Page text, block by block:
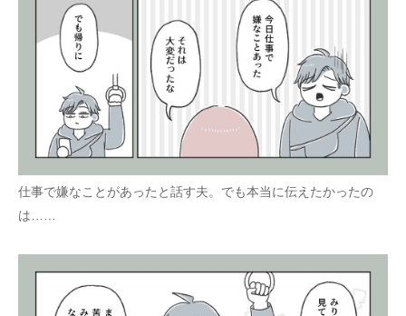
企業向けIT製品の総合サイト
IT製品の技術・比較・事例
製造業のIT導入・活用を支援
モノづくり技術者専門サイト
建設×テクノロジーの最前線
仕事で嫌なことがあったと話す夫。でも本当に伝えたかったの
は……